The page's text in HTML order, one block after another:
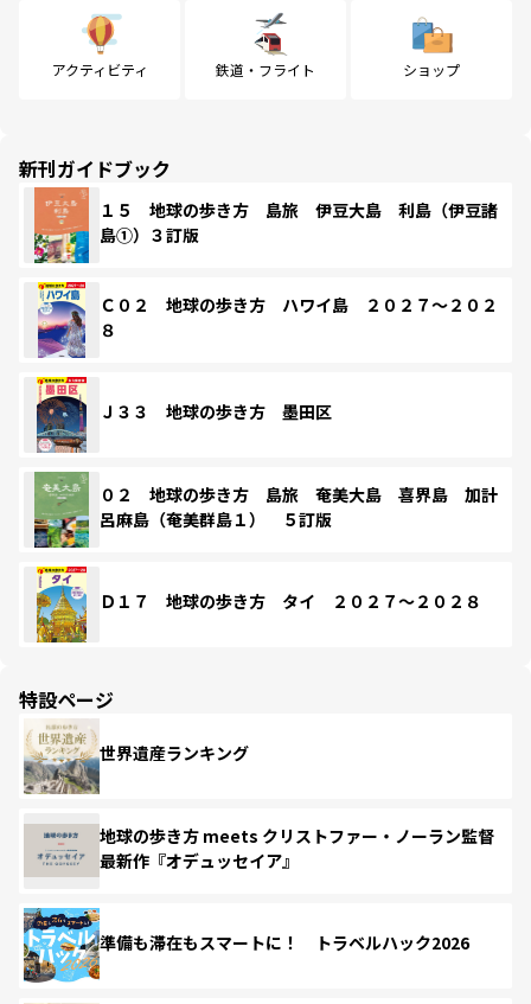
アクティビティ 鉄道・フライト ショップ
新刊ガイドブック
１５ 地球の歩き方 島旅 伊豆大島 利島（伊豆諸
島①）３訂版
Ｃ０２ 地球の歩き方 ハワイ島 ２０２７～２０２
８
Ｊ３３ 地球の歩き方 墨田区
０２ 地球の歩き方 島旅 奄美大島 喜界島 加計
呂麻島（奄美群島１） ５訂版
Ｄ１７ 地球の歩き方 タイ ２０２７～２０２８
特設ページ
世界遺産ランキング
地球の歩き方 meets クリストファー・ノーラン監督
最新作『オデュッセイア』
準備も滞在もスマートに！ トラベルハック2026